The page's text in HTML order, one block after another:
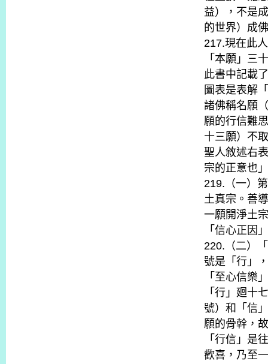
益），不是
的世界）成
217.現在此
「本願」三
此書中記載
圖表是表解
諸佛稱名願
願的行信難
十三願）不
聖人敘述右
宗的正意也
219.（一）
土真宗。善
一願開淨土
「信心正因
220.（二）
號是「行」
「至心信樂
「行」廻十
號）和「信
願的骨幹，
「行信」是
歡喜，乃至